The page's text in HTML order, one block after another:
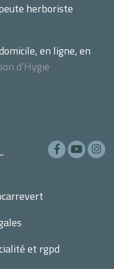
herboriste
en ligne, en
d’Hygie
et rgpd